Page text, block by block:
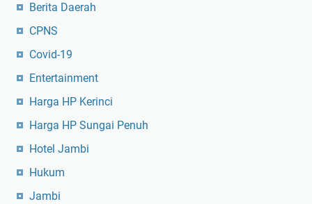
Berita Daerah
CPNS
Covid-19
Entertainment
Harga HP Kerinci
Harga HP Sungai Penuh
Hotel Jambi
Hukum
Jambi